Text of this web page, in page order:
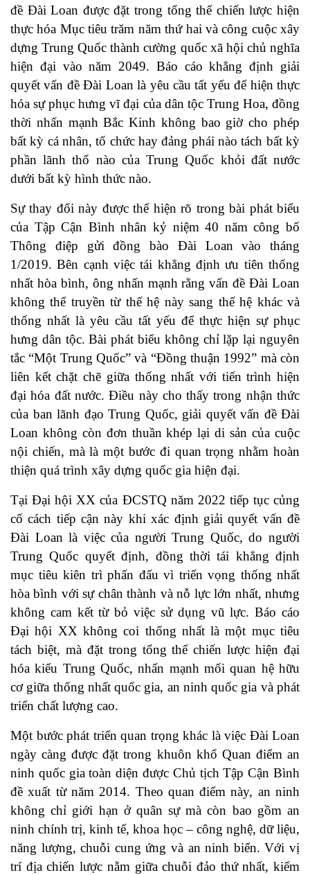
đề Đài Loan được đặt trong tổng thể chiến lược hiện
thực hóa Mục tiêu trăm năm thứ hai và công cuộc xây
dựng Trung Quốc thành cường quốc xã hội chủ nghĩa
hiện đại vào năm 2049. Báo cáo khẳng định giải
quyết vấn đề Đài Loan là yêu cầu tất yếu để hiện thực
hóa sự phục hưng vĩ đại của dân tộc Trung Hoa, đồng
thời nhấn mạnh Bắc Kinh không bao giờ cho phép
bất kỳ cá nhân, tổ chức hay đảng phái nào tách bất kỳ
phần lãnh thổ nào của Trung Quốc khỏi đất nước
dưới bất kỳ hình thức nào.
Sự thay đổi này được thể hiện rõ trong bài phát biểu
của Tập Cận Bình nhân kỷ niệm 40 năm công bố
Thông điệp gửi đồng bào Đài Loan vào tháng
1/2019. Bên cạnh việc tái khẳng định ưu tiên thống
nhất hòa bình, ông nhấn mạnh rằng vấn đề Đài Loan
không thể truyền từ thế hệ này sang thế hệ khác và
thống nhất là yêu cầu tất yếu để thực hiện sự phục
hưng dân tộc. Bài phát biểu không chỉ lặp lại nguyên
tắc “Một Trung Quốc” và “Đồng thuận 1992” mà còn
liên kết chặt chẽ giữa thống nhất với tiến trình hiện
đại hóa đất nước. Điều này cho thấy trong nhận thức
của ban lãnh đạo Trung Quốc, giải quyết vấn đề Đài
Loan không còn đơn thuần khép lại di sản của cuộc
nội chiến, mà là một bước đi quan trọng nhằm hoàn
thiện quá trình xây dựng quốc gia hiện đại.
Tại Đại hội XX của ĐCSTQ năm 2022 tiếp tục củng
cố cách tiếp cận này khi xác định giải quyết vấn đề
Đài Loan là việc của người Trung Quốc, do người
Trung Quốc quyết định, đồng thời tái khẳng định
mục tiêu kiên trì phấn đấu vì triển vọng thống nhất
hòa bình với sự chân thành và nỗ lực lớn nhất, nhưng
không cam kết từ bỏ việc sử dụng vũ lực. Báo cáo
Đại hội XX không coi thống nhất là một mục tiêu
tách biệt, mà đặt trong tổng thể chiến lược hiện đại
hóa kiểu Trung Quốc, nhấn mạnh mối quan hệ hữu
cơ giữa thống nhất quốc gia, an ninh quốc gia và phát
triển chất lượng cao.
Một bước phát triển quan trọng khác là việc Đài Loan
ngày càng được đặt trong khuôn khổ Quan điểm an
ninh quốc gia toàn diện được Chủ tịch Tập Cận Bình
đề xuất từ năm 2014. Theo quan điểm này, an ninh
không chỉ giới hạn ở quân sự mà còn bao gồm an
ninh chính trị, kinh tế, khoa học – công nghệ, dữ liệu,
năng lượng, chuỗi cung ứng và an ninh biển. Với vị
trí địa chiến lược nằm giữa chuỗi đảo thứ nhất, kiểm